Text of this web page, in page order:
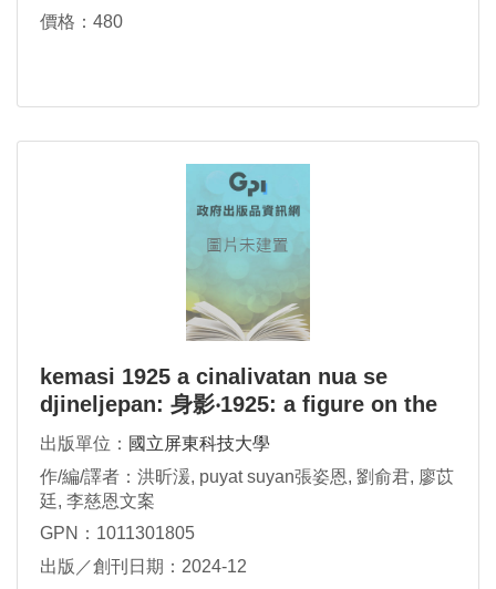
價格：480
kemasi 1925 a cinalivatan nua se
djineljepan: 身影‧1925: a figure on the
doorstep
出版單位： 國立屏東科技大學
作/編/譯者：洪昕湲, puyat suyan張姿恩, 劉俞君, 廖苡
廷, 李慈恩文案
GPN：1011301805
出版／創刊日期：2024-12